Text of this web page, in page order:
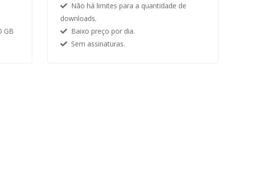
GB
Não há limites para a quantidade de
downloads.
Baixo preço por dia.
Sem assinaturas.